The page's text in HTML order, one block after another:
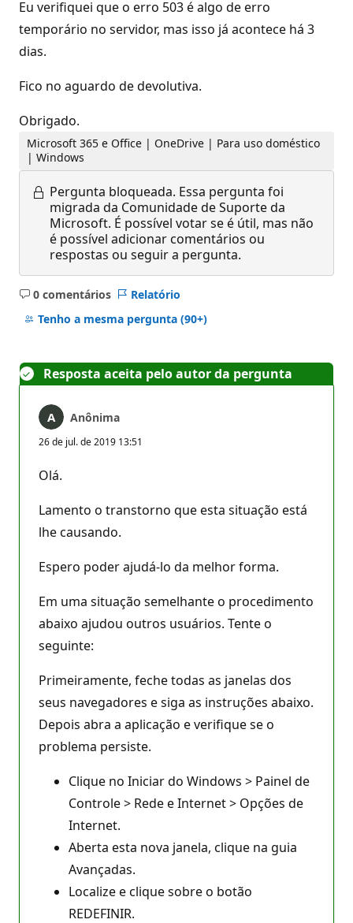
Eu verifiquei que o erro 503 é algo de erro
temporário no servidor, mas isso já acontece há 3
dias.
Fico no aguardo de devolutiva.
Obrigado.
Microsoft 365 e Office | OneDrive | Para uso doméstico
| Windows
Pergunta bloqueada. Essa pergunta foi
migrada da Comunidade de Suporte da
Microsoft. É possível votar se é útil, mas não
é possível adicionar comentários ou
respostas ou seguir a pergunta.
0 comentários
Sem
comentários
Relatório
Tenho a mesma pergunta (90+)
Resposta aceita pelo autor da pergunta
Anônima
26 de jul. de 2019 13:51
Olá.
Lamento o transtorno que esta situação está
lhe causando.
Espero poder ajudá-lo da melhor forma.
Em uma situação semelhante o procedimento
abaixo ajudou outros usuários. Tente o
seguinte:
Primeiramente, feche todas as janelas dos
seus navegadores e siga as instruções abaixo.
Depois abra a aplicação e verifique se o
problema persiste.
Clique no Iniciar do Windows > Painel de
Controle > Rede e Internet > Opções de
Internet.
Aberta esta nova janela, clique na guia
Avançadas.
Localize e clique sobre o botão
REDEFINIR.